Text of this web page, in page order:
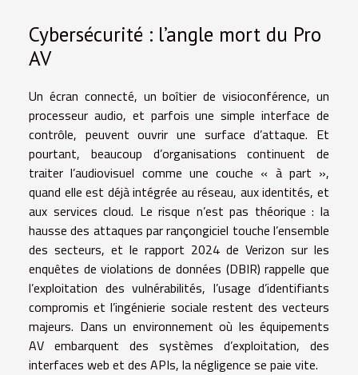
Cybersécurité : l’angle mort du Pro
AV
Un écran connecté, un boîtier de visioconférence, un
processeur audio, et parfois une simple interface de
contrôle, peuvent ouvrir une surface d’attaque. Et
pourtant, beaucoup d’organisations continuent de
traiter l’audiovisuel comme une couche « à part »,
quand elle est déjà intégrée au réseau, aux identités, et
aux services cloud. Le risque n’est pas théorique : la
hausse des attaques par rançongiciel touche l’ensemble
des secteurs, et le rapport 2024 de Verizon sur les
enquêtes de violations de données (DBIR) rappelle que
l’exploitation des vulnérabilités, l’usage d’identifiants
compromis et l’ingénierie sociale restent des vecteurs
majeurs. Dans un environnement où les équipements
AV embarquent des systèmes d’exploitation, des
interfaces web et des APIs, la négligence se paie vite.